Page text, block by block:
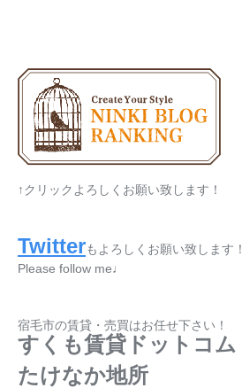
↑クリックよろしくお願い致します！
Twitterもよろしくお願い致します！
Please follow me♩
宿毛市の賃貸・売買はお任せ下さい！
すくも賃貸ドットコム
たけなか地所